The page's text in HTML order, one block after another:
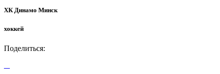
ХК Динамо Минск
хоккей
Поделиться: